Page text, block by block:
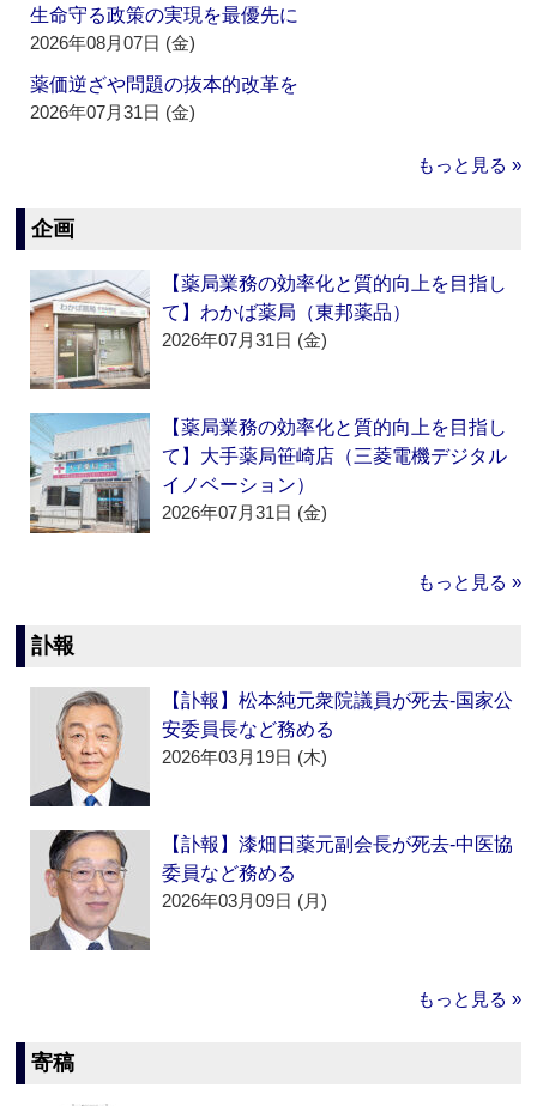
生命守る政策の実現を最優先に
2026年08月07日 (金)
薬価逆ざや問題の抜本的改革を
2026年07月31日 (金)
もっと見る »
企画
【薬局業務の効率化と質的向上を目指し
て】わかば薬局（東邦薬品）
2026年07月31日 (金)
【薬局業務の効率化と質的向上を目指し
て】大手薬局笹崎店（三菱電機デジタル
イノベーション）
2026年07月31日 (金)
もっと見る »
訃報
【訃報】松本純元衆院議員が死去‐国家公
安委員長など務める
2026年03月19日 (木)
【訃報】漆畑日薬元副会長が死去‐中医協
委員など務める
2026年03月09日 (月)
もっと見る »
寄稿